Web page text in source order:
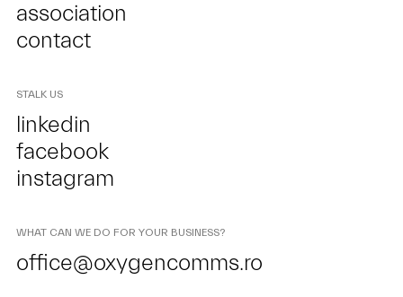
association
contact
STALK US
linkedin
facebook
instagram
WHAT CAN WE DO FOR YOUR BUSINESS?
office@oxygencomms.ro